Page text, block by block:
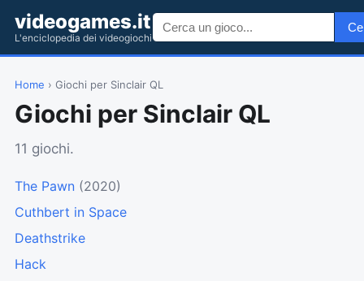
videogames.it
L'enciclopedia dei videogiochi
Home › Giochi per Sinclair QL
Giochi per Sinclair QL
11 giochi.
The Pawn (2020)
Cuthbert in Space
Deathstrike
Hack